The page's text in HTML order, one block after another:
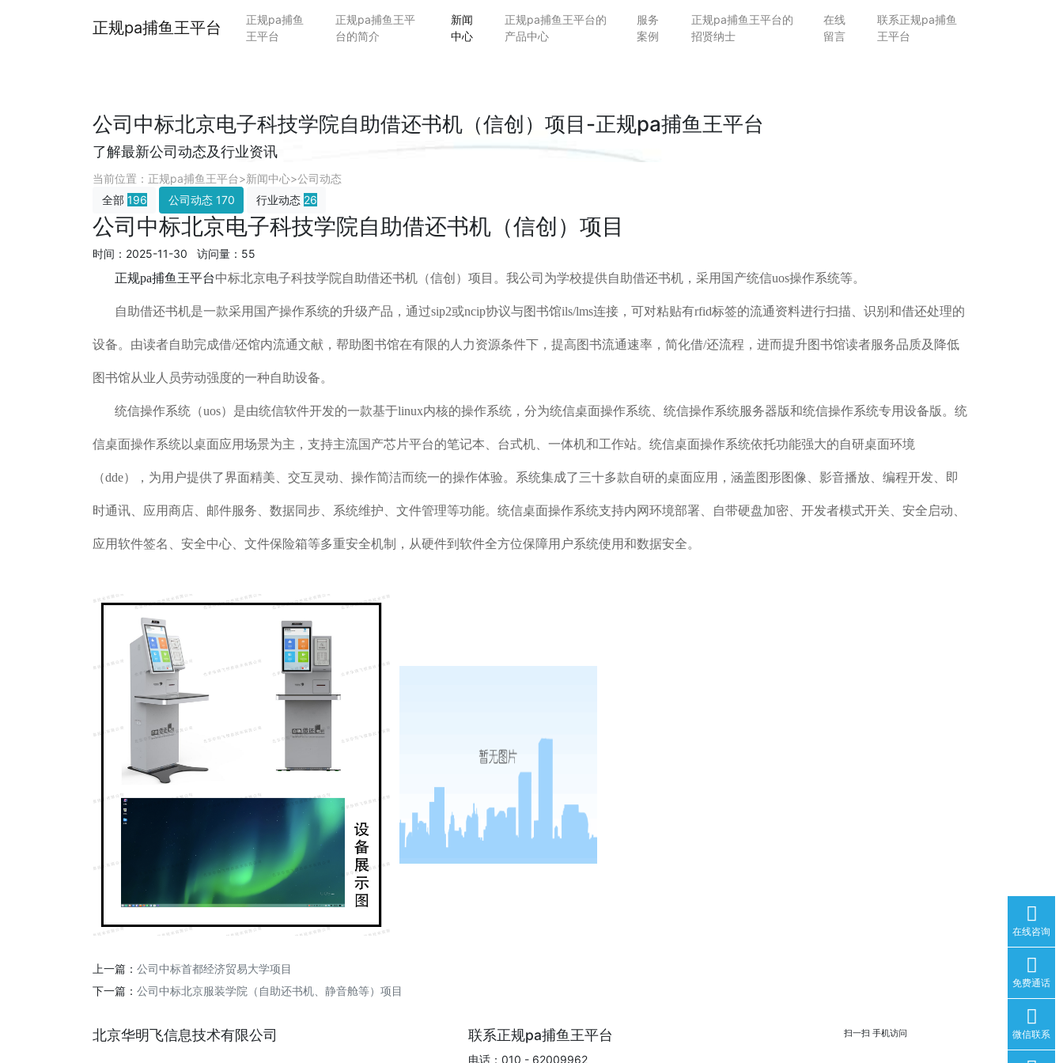
正规pa捕鱼王平台
正规pa捕鱼
王平台
正规pa捕鱼王平
台的简介
新闻
中心
正规pa捕鱼王平台的
产品中心
服务
案例
正规pa捕鱼王平台的
招贤纳士
在线
留言
联系正规pa捕鱼
王平台
公司中标北京电子科技学院自助借还书机（信创）项目-正规pa捕鱼王平台
了解最新公司动态及行业资讯
当前位置： 正规pa捕鱼王平台>新闻中心>公司动态
全部 196 公司动态 170 行业动态 26
公司中标北京电子科技学院自助借还书机（信创）项目
时间：2025-11-30 访问量：55
正规pa捕鱼王平台中标北京电子科技学院自助借还书机（信创）项目。我公司为学校提供自助借还书机，采用国产统信uos操作系统等。
自助借还书机是一款采用国产操作系统的升级产品，通过sip2或ncip协议与图书馆ils/lms连接，可对粘贴有rfid标签的流通资料进行扫描、识别和借还处理的
设备。由读者自助完成借/还馆内流通文献，帮助图书馆在有限的人力资源条件下，提高图书流通速率，简化借/还流程，进而提升图书馆读者服务品质及降低
图书馆从业人员劳动强度的一种自助设备。
统信操作系统（uos）是由统信软件开发的一款基于linux内核的操作系统，分为统信桌面操作系统、统信操作系统服务器版和统信操作系统专用设备版。统
信桌面操作系统以桌面应用场景为主，支持主流国产芯片平台的笔记本、台式机、一体机和工作站。统信桌面操作系统依托功能强大的自研桌面环境
（dde），为用户提供了界面精美、交互灵动、操作简洁而统一的操作体验。系统集成了三十多款自研的桌面应用，涵盖图形图像、影音播放、编程开发、即
时通讯、应用商店、邮件服务、数据同步、系统维护、文件管理等功能。统信桌面操作系统支持内网环境部署、自带硬盘加密、开发者模式开关、安全启动、
应用软件签名、安全中心、文件保险箱等多重安全机制，从硬件到软件全方位保障用户系统使用和数据安全。
上一篇： 公司中标首都经济贸易大学项目
下一篇： 公司中标北京服装学院（自助还书机、静音舱等）项目
北京华明飞信息技术有限公司 联系正规pa捕鱼王平台
电话：010 - 62009962
扫一扫 手机访问
在线咨询
免费通话
微信联系